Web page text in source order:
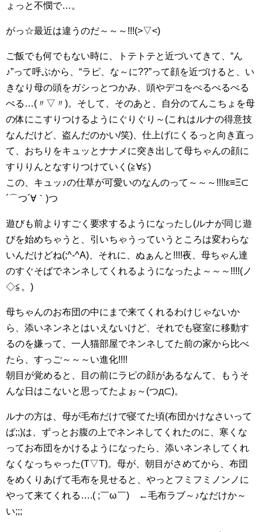
ょっと不憫で…。
がっ☆最近は違うのだ～～～!!!(>▽<)
ご飯でも何でもない時に、トテトテと近づいてきて、“ん
♪”って呼ぶから、“ラピ、な～に??”って顔を近づけると、い
きなり母の頭をガシっとつかみ、頭やデコをぺるぺるぺる
ぺる…(〃▽〃)。そして、そのあと、自分のてんこちょを母
の体にこすりつけるようにぐりぐり～(これはルナの得意技
なんだけど、盗んだのかい/笑)、仕上げにくるっと向き直っ
て、おちりをキュッとナナメに突き出して母ちゃんの顔に
すりりんとなすりつけていく(≧∀≦)
この、キュッ♪の仕草が可愛いのなんのって～～～!!!!ε≡Ξ⊂
´⌒つ´∀｀)つ
遊びも前よりすごく要求するようになったし(ルナが同じ遊
びを始めちゃうと、引いちゃうっていうところは変わらな
いんだけどね(;^-^A)、それに、ぬぁんと!!!!夜、母ちゃん達
のすぐそばでネンネしてくれるようになったよ～～～!!!!(ノ
◇≦。)
母ちゃんのお布団の中にまで来てくれるわけじゃないか
ら、添いネンネとはいえないけど、それでも寝室に移動す
るのを嫌って、一人猫部屋でネンネしてた前の家から比べ
たら、すっご～～～い進化!!!!
朝目が覚めると、目の前にラピの顔があるなんて、もうそ
んな日はこないと思ってたよぉ～(つд⊂)。
ルナの方は、母が毛布だけで寝てた頃(布団かけなさいって
ば;;)は、ずっとお腹の上でネンネしてくれたのに、寒くな
ってお布団をかけるようになったら、添いネンネしてくれ
なくなっちゃった(T▽T)。母が、朝目がさめてから、布団
をめくりあげて毛布を見せると、やっとフミフミノンノに
やって来てくれる….( ;￣ω￣)ゞ←毛布ラブ～♪なだけか～
い;;;